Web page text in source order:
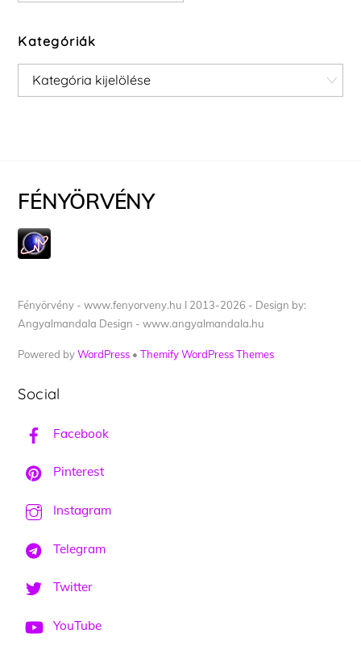
Kategóriák
Kategóriák
FÉNYÖRVÉNY
Fényörvény - www.fenyorveny.hu I 2013-2026 - Design by:
Angyalmandala Design - www.angyalmandala.hu
Powered byWordPress •Themify WordPress Themes
Social
Facebook
Pinterest
Instagram
Telegram
Twitter
YouTube